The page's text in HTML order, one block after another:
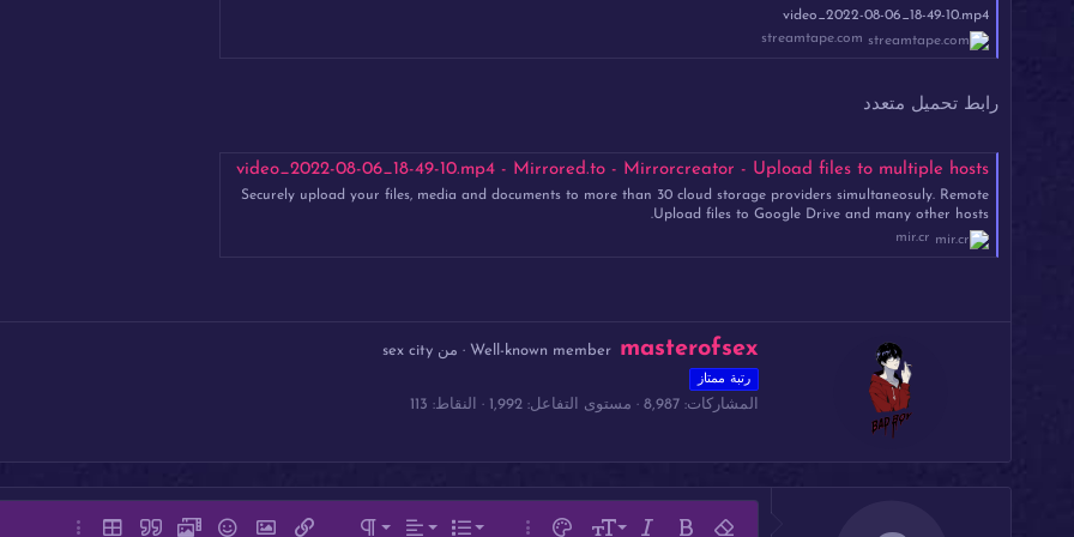
video_2022-08-06_18-49-10.mp4
streamtape.com
رابط تحميل متعدد
video_2022-08-06_18-49-10.mp4 - Mirrored.to - Mirrorcreator - Upload files to multiple hosts
Securely upload your files, media and documents to more than 30 cloud storage providers simultaneosuly. Remote
Upload files to Google Drive and many other hosts.
mir.cr
ك
ب
ب
ط
masterofsex
Well-known member
· من sex city
رتبة ممتاز
المشاركات 8,987 مستوى التفاعل 1,992 النقاط 113
9
قائمة مرتبة محاذاة لليسارعادي